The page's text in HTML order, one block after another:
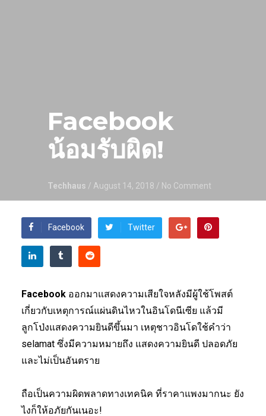
Facebook
น้อมรับผิด!
Techhaus / August 14, 2018 / No Comment
Facebook Twitter
Facebookออกมาแสดงความเสียใจหลังมีผู้ใช้โพสต์
เกี่ยวกับเหตุการณ์แผ่นดินไหวในอินโดนีเซีย แล้วมี
ลูกโป่งแสดงความยินดีขึ้นมา เหตุชาวอินโดใช้คำว่า
selamat ซึ่งมีความหมายถึง แสดงความยินดี ปลอดภัย
และไม่เป็นอันตราย
ถือเป็นความผิดพลาดทางเทคนิค ที่ราคาแพงมากนะ ยัง
ไงก็ให้อภัยกันเนอะ!